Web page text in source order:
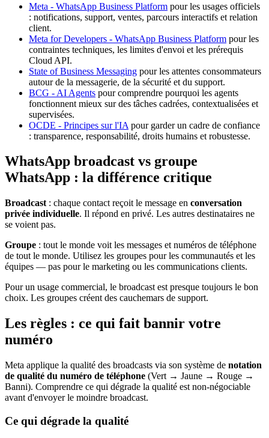
Meta - WhatsApp Business Platform pour les usages officiels
: notifications, support, ventes, parcours interactifs et relation
client.
Meta for Developers - WhatsApp Business Platform pour les
contraintes techniques, les limites d'envoi et les prérequis
Cloud API.
State of Business Messaging pour les attentes consommateurs
autour de la messagerie, de la sécurité et du support.
BCG - AI Agents pour comprendre pourquoi les agents
fonctionnent mieux sur des tâches cadrées, contextualisées et
supervisées.
OCDE - Principes sur l'IA pour garder un cadre de confiance
: transparence, responsabilité, droits humains et robustesse.
WhatsApp broadcast vs groupe
WhatsApp : la différence critique
Broadcast : chaque contact reçoit le message en conversation
privée individuelle. Il répond en privé. Les autres destinataires ne
se voient pas.
Groupe : tout le monde voit les messages et numéros de téléphone
de tout le monde. Utilisez les groupes pour les communautés et les
équipes — pas pour le marketing ou les communications clients.
Pour un usage commercial, le broadcast est presque toujours le bon
choix. Les groupes créent des cauchemars de support.
Les règles : ce qui fait bannir votre
numéro
Meta applique la qualité des broadcasts via son système de notation
de qualité du numéro de téléphone (Vert → Jaune → Rouge →
Banni). Comprendre ce qui dégrade la qualité est non-négociable
avant d'envoyer le moindre broadcast.
Ce qui dégrade la qualité